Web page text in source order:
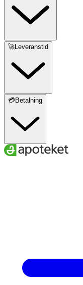
🚀Leveranstid
💳Betalning